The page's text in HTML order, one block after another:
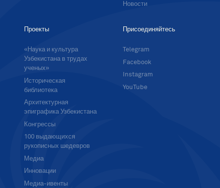
Новости
Проекты
«Наука и культура
Узбекистана в трудах
ученых»
Историческая
библиотека
Архитектурная
эпиграфика Узбекистана
Конгрессы
100 выдающихся
рукописных шедевров
Медиа
Инновации
Медиа-ивенты
Присоединяйтесь
Telegram
Facebook
Instagram
YouTube